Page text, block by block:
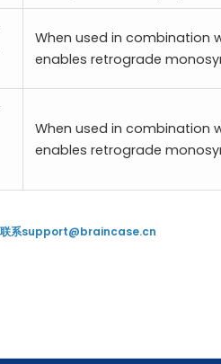
When used in combination
enables retrograde
When used in combination
enables retrograde
联系support@braincase.cn